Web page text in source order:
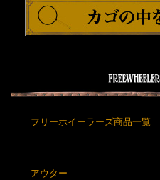
フリーホイーラーズ商品一覧
アウター